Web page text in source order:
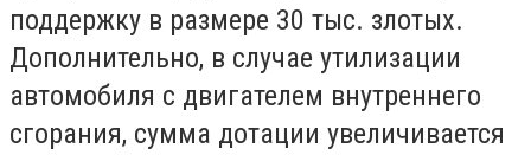
поддержку в размере 30 тыс. злотых.
Дополнительно, в случае утилизации
автомобиля с двигателем внутреннего
сгорания, сумма дотации увеличивается